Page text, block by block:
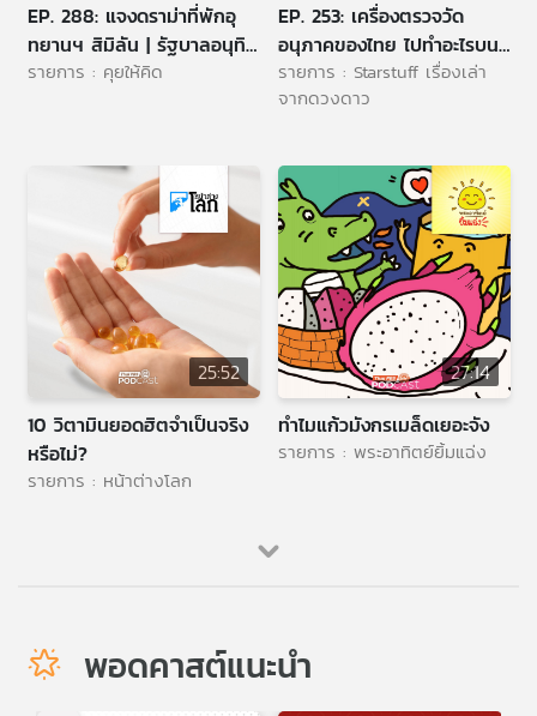
EP. 288: แจงดราม่าที่พักอุ
ทยานฯ สิมิลัน | รัฐบาลอนุทิน
ปัญหารุมเร้า | ประเด็นที่จะขัด
รายการ : คุยให้คิด
EP. 253: เครื่องตรวจวัด
อนุภาคของไทย ไปทำอะไรบน
ดวงจันทร์
รายการ : Starstuff เรื่องเล่า
จากดวงดาว
25:52
10 วิตามินยอดฮิตจำเป็นจริง
หรือไม่?
รายการ : หน้าต่างโลก
27:14
ทำไมแก้วมังกรเมล็ดเยอะจัง
รายการ : พระอาทิตย์ยิ้มแฉ่ง
พอดคาสต์แนะนำ